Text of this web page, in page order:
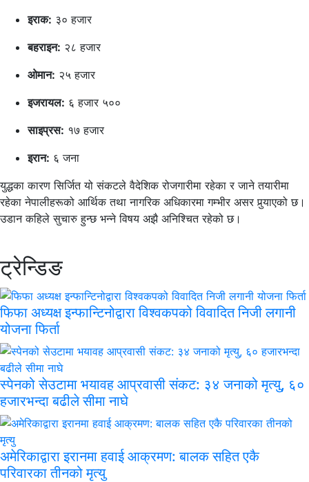
इराक: ३० हजार
बहराइन: २८ हजार
ओमान: २५ हजार
इजरायल: ६ हजार ५००
साइप्रस: १७ हजार
इरान: ६ जना
युद्धका कारण सिर्जित यो संकटले वैदेशिक रोजगारीमा रहेका र जाने तयारीमा
रहेका नेपालीहरूको आर्थिक तथा नागरिक अधिकारमा गम्भीर असर पुर्‍याएको छ।
उडान कहिले सुचारु हुन्छ भन्ने विषय अझै अनिश्चित रहेको छ।
ट्रेन्डिङ
फिफा अध्यक्ष इन्फान्टिनोद्वारा विश्वकपको विवादित निजी लगानी
योजना फिर्ता
स्पेनको सेउटामा भयावह आप्रवासी संकट: ३४ जनाको मृत्यु, ६०
हजारभन्दा बढीले सीमा नाघे
अमेरिकाद्वारा इरानमा हवाई आक्रमण: बालक सहित एकै
परिवारका तीनको मृत्यु